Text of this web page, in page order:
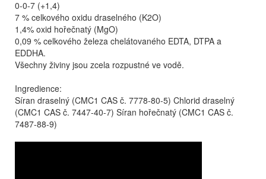
0-0-7 (+1,4)
7 % celkového oxidu draselného (K2O)
1,4% oxid hořečnatý (MgO)
0,09 % celkového železa chelátovaného EDTA, DTPA a
EDDHA.
Všechny živiny jsou zcela rozpustné ve vodě.
Ingredience:
Síran draselný (CMC1 CAS č. 7778-80-5) Chlorid draselný
(CMC1 CAS č. 7447-40-7) Síran hořečnatý (CMC1 CAS č.
7487-88-9)